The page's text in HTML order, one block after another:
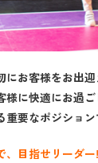
にお客様をお出
様に快適にお過
要なポジション
目指せリーダー!